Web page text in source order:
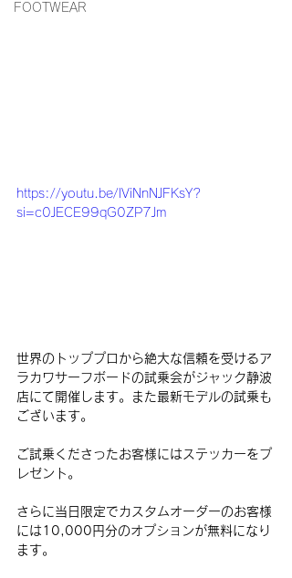
FOOTWEAR
https://youtu.be/lViNnNJFKsY?
si=c0JECE99qG0ZP7Jm
世界のトッププロから絶大な信頼を受けるア
ラカワサーフボードの試乗会がジャック静波
店にて開催します。また最新モデルの試乗も
ございます。
ご試乗くださったお客様にはステッカーをプ
レゼント。
さらに当日限定でカスタムオーダーのお客様
には10,000円分のオプションが無料になり
ます。